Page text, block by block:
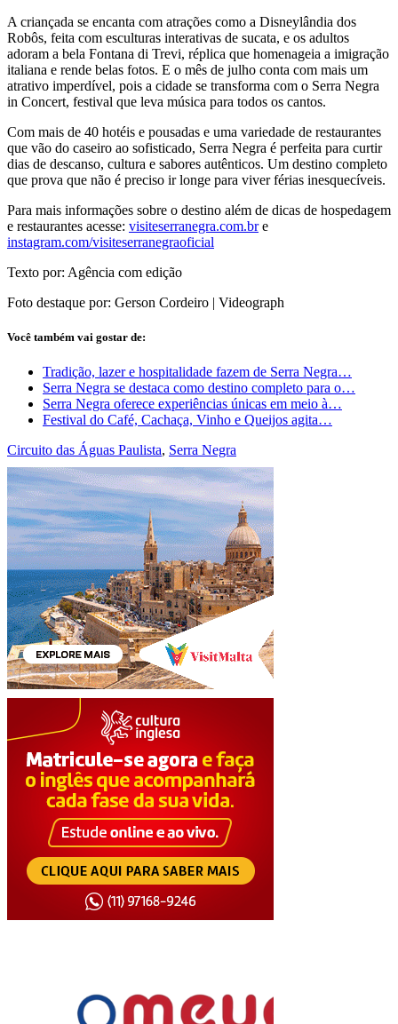
A criançada se encanta com atrações como a Disneylândia dos
Robôs, feita com esculturas interativas de sucata, e os adultos
adoram a bela Fontana di Trevi, réplica que homenageia a imigração
italiana e rende belas fotos. E o mês de julho conta com mais um
atrativo imperdível, pois a cidade se transforma com o Serra Negra
in Concert, festival que leva música para todos os cantos.
Com mais de 40 hotéis e pousadas e uma variedade de restaurantes
que vão do caseiro ao sofisticado, Serra Negra é perfeita para curtir
dias de descanso, cultura e sabores autênticos. Um destino completo
que prova que não é preciso ir longe para viver férias inesquecíveis.
Para mais informações sobre o destino além de dicas de hospedagem
e restaurantes acesse: visiteserranegra.com.bre
instagram.com/visiteserranegraoficial
Texto por: Agência com edição
Foto destaque por: Gerson Cordeiro | Videograph
Você também vai gostar de:
Tradição, lazer e hospitalidade fazem de Serra Negra…
Serra Negra se destaca como destino completo para o…
Serra Negra oferece experiências únicas em meio à…
Festival do Café, Cachaça, Vinho e Queijos agita…
Circuito das Águas Paulista, Serra Negra